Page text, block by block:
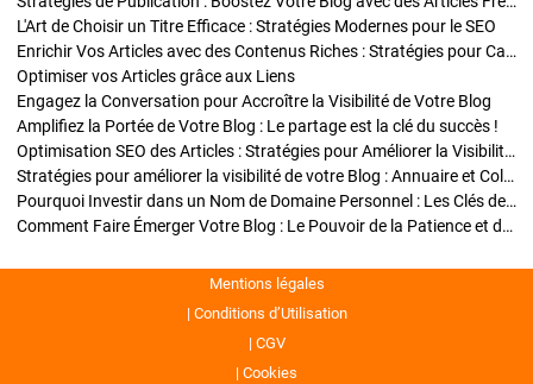
L'Art de Choisir un Titre Efficace : Stratégies Modernes pour le SEO
Enrichir Vos Articles avec des Contenus Riches : Stratégies pour Captiver et Optimiser
Optimiser vos Articles grâce aux Liens
Engagez la Conversation pour Accroître la Visibilité de Votre Blog
Amplifiez la Portée de Votre Blog : Le partage est la clé du succès !
Optimisation SEO des Articles : Stratégies pour Améliorer la Visibilité de Votre Blog
Stratégies pour améliorer la visibilité de votre Blog : Annuaire et Collaborations
Pourquoi Investir dans un Nom de Domaine Personnel : Les Clés de la Réussite de Votre Blog
Comment Faire Émerger Votre Blog : Le Pouvoir de la Patience et de la Persévérance
Mentions légales
Conditions d’Utilisation
CGV
Cookies